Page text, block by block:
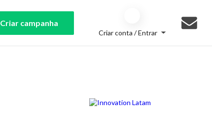
Criar campanha
Criar conta / Entrar